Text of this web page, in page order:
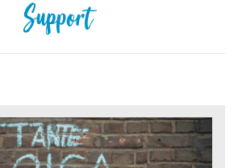
Support